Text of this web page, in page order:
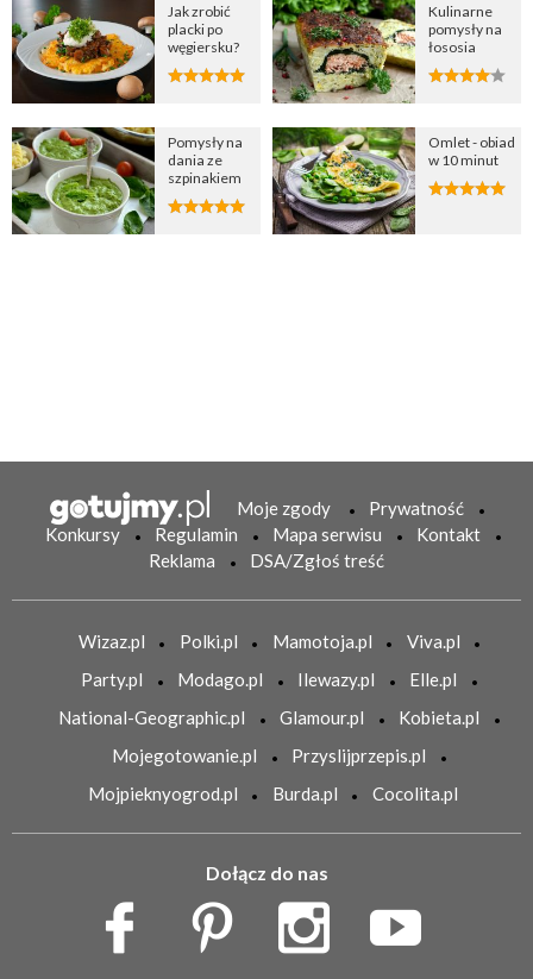
Jak zrobić
placki po
węgiersku?
Pomysły na
dania ze
szpinakiem
Kulinarne
pomysły na
łososia
Omlet - obiad
w 10 minut
Moje zgody
Prywatność
Konkursy
Regulamin Mapa serwisu
Kontakt
Reklama
DSA/Zgłoś treść
Wizaz.pl Polki.pl Mamotoja.pl
Viva.pl
Party.pl
Modago.pl Ilewazy.pl
Elle.pl
National-Geographic.pl
Glamour.pl
Kobieta.pl
Mojegotowanie.pl
Przyslijprzepis.pl
Mojpieknyogrod.pl
Burda.pl Cocolita.pl
Dołącz do nas